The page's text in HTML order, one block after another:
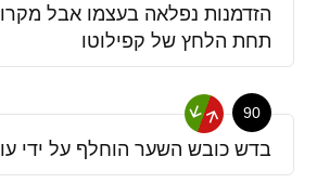
הזדמנות נפלאה בעצמו אבל
תחת הלחץ של קפילוטו
90
בדש כובש השער הוחלף על ידי